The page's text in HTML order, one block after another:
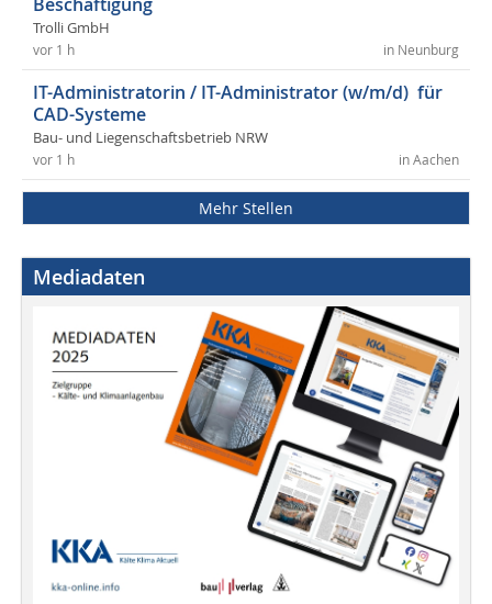
Beschäftigung
Trolli GmbH
in Neunburg
vor 1 h
IT-Administratorin / IT-Administrator (w/m/d) für
CAD-Systeme
Bau- und Liegenschaftsbetrieb NRW
in Aachen
vor 1 h
Mehr Stellen
Mediadaten